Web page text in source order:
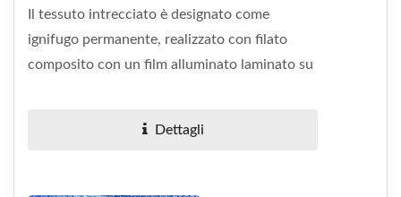
Il tessuto intrecciato è designato come
ignifugo permanente, realizzato con filato
composito con un film alluminato laminato su
Dettagli